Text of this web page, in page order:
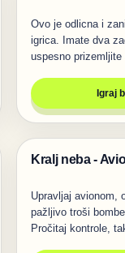
Ovo je odlicna i
igrica. Imate dva
uspesno prizemljite
Igraj
Pucanje
Kralj neba -
Upravljaj avionom,
pažljivo troši
Pročitaj kontrole,